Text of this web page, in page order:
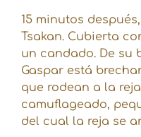
15 minutos
Tsakan. Cubierta
un candado. De su
Gaspar está
que rodean a la
camuflageado,
del cual la reja se